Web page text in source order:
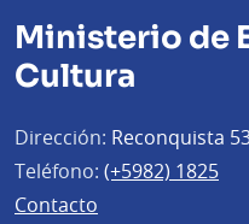
Ministerio de
Cultura
Dirección: Reconquista
Teléfono: (+5982) 1825
Contacto